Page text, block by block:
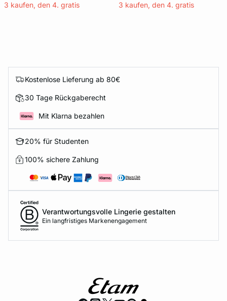
3 kaufen, den 4. gratis 3 kaufen, den 4. gratis
Kostenlose Lieferung ab 80€
30 Tage Rückgaberecht
Mit Klarna bezahlen
20% für Studenten
100% sichere Zahlung
Verantwortungsvolle Lingerie gestalten
Ein langfristiges Markenengagement